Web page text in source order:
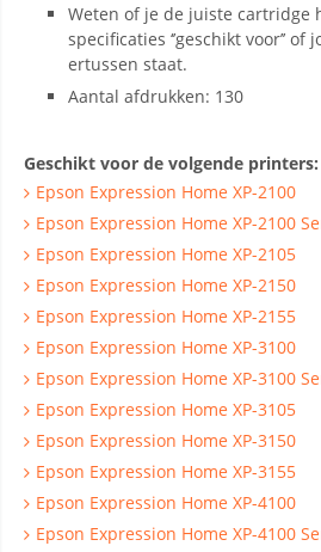
Weten of je de juiste cartridge
specificaties ‘’geschikt voor’’
ertussen staat.
Aantal afdrukken: 130
Geschikt voor de volgende printers:
Epson Expression Home XP-2100
Epson Expression Home XP-2100
Epson Expression Home XP-2105
Epson Expression Home XP-2150
Epson Expression Home XP-2155
Epson Expression Home XP-3100
Epson Expression Home XP-3100
Epson Expression Home XP-3105
Epson Expression Home XP-3150
Epson Expression Home XP-3155
Epson Expression Home XP-4100
Epson Expression Home XP-4100